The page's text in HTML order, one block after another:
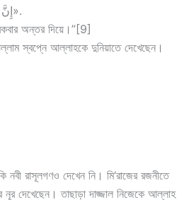
«إِنَّ مُحَمَّدًا صَلَّى اللهُ عَلَيْهِ وَسَلَّمَ، رَأَى رَبَّهُ مَرَّتَيْنِ: مُرَّةً بِبَصَرِهِ، وَمَرَّةً بِفُؤَادِهِ».
অন্তর দিয়ে।”[9]
স্বপ্নে আল্লাহকে দুনিয়াতে দেখেছেন।
রাসূলগণও দেখেন নি। মি‘রাজের রজনীতে
দেখেছেন। তাছাড়া দাজ্জাল নিজেকে আল্লাহ